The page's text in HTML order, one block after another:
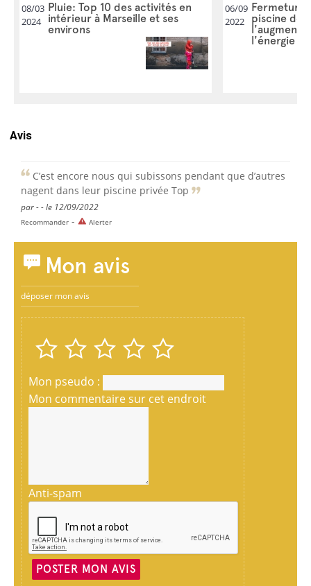
08/03
2024
Pluie: Top 10 des activités en
intérieur à Marseille et ses
environs
06/09
2022
Fermeture
piscine de
l'énergie
Avis
C’est encore nous qui subissons pendant que d’autres
nagent dans leur piscine privée Top
par - - le 12/09/2022
Recommander - Alerter
Mon avis
déposer mon avis
Mon pseudo :
Mon commentaire sur cet endroit
Anti-spam
POSTER MON AVIS